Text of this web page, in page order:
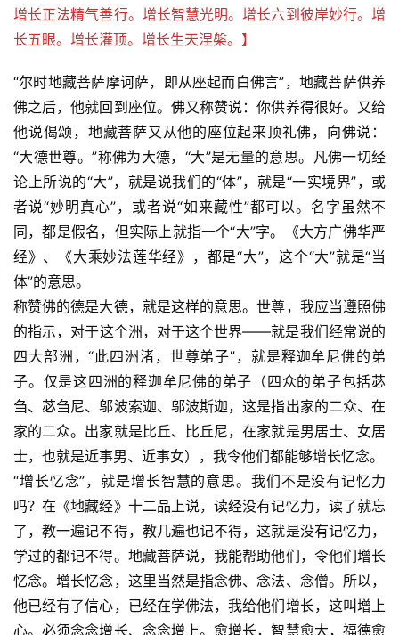
增长正法精气善行。增长智慧光明。增长六到彼岸妙行。增
长五眼。增长灌顶。增长生天涅槃。】
“尔时地藏菩萨摩诃萨，即从座起而白佛言”，地藏菩萨供养
佛之后，他就回到座位。佛又称赞说：你供养得很好。又给
他说偈颂，地藏菩萨又从他的座位起来顶礼佛，向佛说：
“大德世尊。”称佛为大德，“大”是无量的意思。凡佛一切经
论上所说的“大”，就是说我们的“体”，就是“一实境界”，或
者说“妙明真心”，或者说“如来藏性”都可以。名字虽然不
同，都是假名，但实际上就指一个“大”字。《大方广佛华严
经》、《大乘妙法莲华经》，都是“大”，这个“大”就是“当
体”的意思。
称赞佛的德是大德，就是这样的意思。世尊，我应当遵照佛
的指示，对于这个洲，对于这个世界——就是我们经常说的
四大部洲，“此四洲渚，世尊弟子”，就是释迦牟尼佛的弟
子。仅是这四洲的释迦牟尼佛的弟子（四众的弟子包括苾
刍、苾刍尼、邬波索迦、邬波斯迦，这是指出家的二众、在
家的二众。出家就是比丘、比丘尼，在家就是男居士、女居
士，也就是近事男、近事女），我令他们都能够增长忆念。
“增长忆念”，就是增长智慧的意思。我们不是没有记忆力
吗？在《地藏经》十二品上说，读经没有记忆力，读了就忘
了，教一遍记不得，教几遍也记不得，这就是没有记忆力，
学过的都记不得。地藏菩萨说，我能帮助他们，令他们增长
忆念。增长忆念，这里当然是指念佛、念法、念僧。所以，
他已经有了信心，已经在学佛法，我给他们增长，这叫增上
心。必须念念增长、念念增上。愈增长，智慧愈大，福德愈